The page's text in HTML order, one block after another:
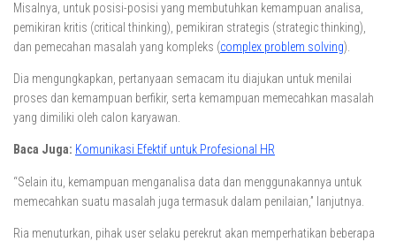
Misalnya, untuk posisi-posisi yang membutuhkan kemampuan analisa,
pemikiran kritis (critical thinking), pemikiran strategis (strategic thinking),
dan pemecahan masalah yang kompleks (complex problem solving).
Dia mengungkapkan, pertanyaan semacam itu diajukan untuk menilai
proses dan kemampuan berfikir, serta kemampuan memecahkan masalah
yang dimiliki oleh calon karyawan.
Baca Juga: Komunikasi Efektif untuk Profesional HR
“Selain itu, kemampuan menganalisa data dan menggunakannya untuk
memecahkan suatu masalah juga termasuk dalam penilaian,” lanjutnya.
Ria menuturkan, pihak user selaku perekrut akan memperhatikan beberapa